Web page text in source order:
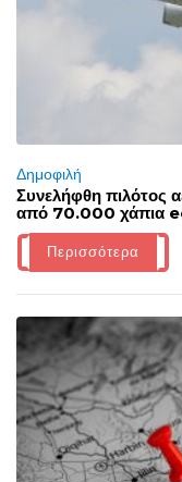
Δημοφιλή
Συνελήφθη πιλότος
από 70.000 χάπια
Περισσότερα